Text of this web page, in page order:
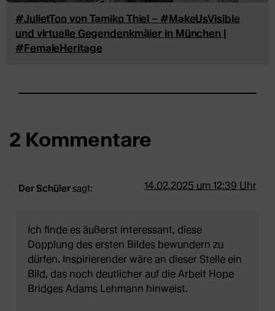
#JulietToo von Tamiko Thiel – #MakeUsVisible
und virtuelle Gegendenkmäler in München |
#FemaleHeritage
2 Kommentare
Der Schülersagt: 14.02.2025 um 12:39 Uhr
Ich finde es äußerst interessant, diese
Dopplung des ersten Bildes bewundern zu
dürfen. Inspirierender wäre an dieser Stelle ein
Bild, das noch deutlicher auf die Arbeit Hope
Bridges Adams Lehmann hinweist.